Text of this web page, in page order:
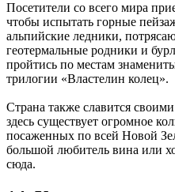
Посетители со всего мира
чтобы испытать горные
альпийские ледники,
геотермальные родники и
пройтись по местам
трилогии «Властелин колец».
Страна также славится
здесь существует огромное
посаженных по всей Новой
большой любитель вина или
сюда.